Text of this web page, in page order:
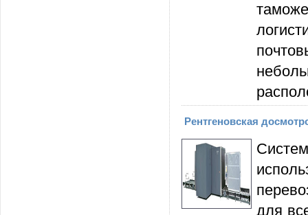
Рентгеновская
для